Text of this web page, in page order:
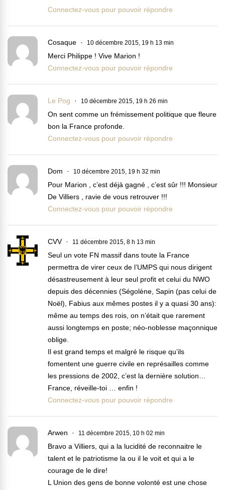
Connectez-vous pour pouvoir répondre
Cosaque 10 décembre 2015, 19 h 13 min
Merci Philippe ! Vive Marion !
Connectez-vous pour pouvoir répondre
Le Pog 10 décembre 2015, 19 h 26 min
On sent comme un frémissement politique que fleure
bon la France profonde.
Connectez-vous pour pouvoir répondre
Dom 10 décembre 2015, 19 h 32 min
Pour Marion , c’est déjà gagné , c’est sûr !!! Monsieur
De Villiers , ravie de vous retrouver !!!
Connectez-vous pour pouvoir répondre
CVV 11 décembre 2015, 8 h 13 min
Seul un vote FN massif dans toute la France
permettra de virer ceux de l’UMPS qui nous dirigent
désastreusement à leur seul profit et celui du NWO
depuis des décennies (Ségolène, Sapin (pas celui de
Noël), Fabius aux mêmes postes il y a quasi 30 ans):
même au temps des rois, on n’était que rarement
aussi longtemps en poste; néo-noblesse maçonnique
oblige.
Il est grand temps et malgré le risque qu’ils
fomentent une guerre civile en représailles comme
les pressions de 2002, c’est la dernière solution…
France, réveille-toi … enfin !
Connectez-vous pour pouvoir répondre
Arwen 11 décembre 2015, 10 h 02 min
Bravo a Villiers, qui a la lucidité de reconnaitre le
talent et le patriotisme la ou il le voit et qui a le
courage de le dire!
L Union des gens de bonne volonté est une chose